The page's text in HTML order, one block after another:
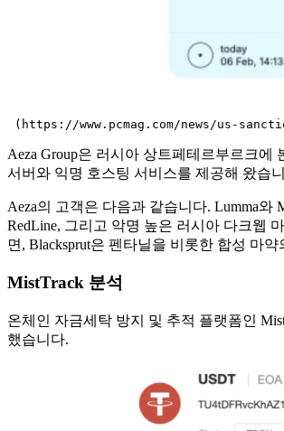
(https://www.pcmag.com/news/us-
Aeza Group은 러시아 상트페테르부르크
서버와 익명 호스팅 서비스를 제공해 왔습
Aeza의 고객은 다음과 같습니다. Lumma
RedLine, 그리고 악명 높은 러시아 다크웹
면, Blacksprut은 펜타닐을 비롯한 합성 마
MistTrack 분석
온체인 자금세탁 방지 및 추적 플랫폼인
했습니다.